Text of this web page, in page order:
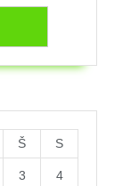
Š S
3 4